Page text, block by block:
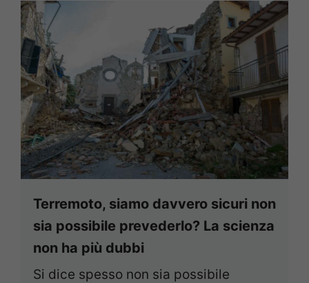
Terremoto, siamo davvero sicuri non
sia possibile prevederlo? La scienza
non ha più dubbi
Si dice spesso non sia possibile